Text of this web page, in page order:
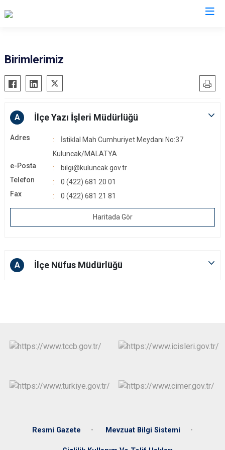
Akçadağ
Arapgir
Arguvan
Battalgazi
Darende
Pütürge
Yazıhan
Yeşilyurt
Birimlerimiz
A İlçe Yazı İşleri Müdürlüğü
Adres
İstiklal Mah Cumhuriyet Meydanı No:37
Kuluncak/MALATYA
e-Posta
bilgi@kuluncak.gov.tr
Telefon
0 (422) 681 20 01
Fax
0 (422) 681 21 81
Haritada Gör
A İlçe Nüfus Müdürlüğü
Resmi Gazete Mevzuat Bilgi Sistemi